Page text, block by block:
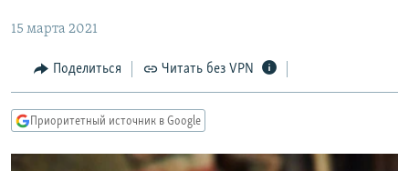
Вернутся
Вернутся
МНЕНИЯ
КУЛЬТУРА
КАВКАЗ.РЕАЛИИ
15 марта 2021
Поделиться Читать без VPN
Приоритетный источник в Google